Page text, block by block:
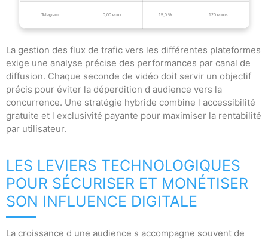
Telegram 0,00 euro 15,0 % 120 euros
La gestion des flux de trafic vers les différentes plateformes
exige une analyse précise des performances par canal de
diffusion. Chaque seconde de vidéo doit servir un objectif
précis pour éviter la déperdition d audience vers la
concurrence. Une stratégie hybride combine l accessibilité
gratuite et l exclusivité payante pour maximiser la rentabilité
par utilisateur.
LES LEVIERS TECHNOLOGIQUES
POUR SÉCURISER ET MONÉTISER
SON INFLUENCE DIGITALE
La croissance d une audience s accompagne souvent de